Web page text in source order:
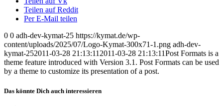
Teilen auf Reddit
Per E-Mail teilen
0 0 adh-dev-kymat-25 https://kymat.de/wp-
content/uploads/2025/07/Logo-Kymat-300x71-1.png adh-dev-
kymat-252011-03-28 21:13:11 2011-03-28 21:13:11Post Formats is a
theme feature introduced with Version 3.1. Post Formats can be used
by a theme to customize its presentation of a post.
Das könnte Dich auch interessieren